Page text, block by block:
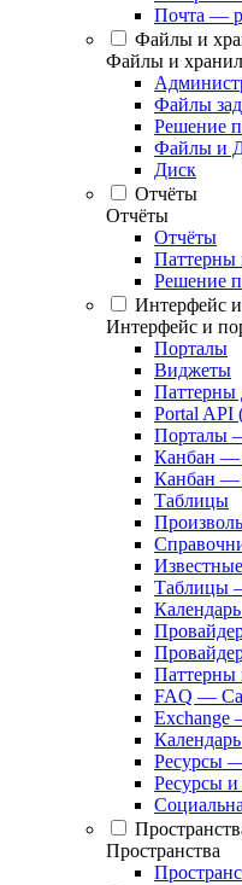
Почта —
Файлы и
Файлы и
Файлы
Решение
Файлы и
Диск
Отчёты
Отчёты
Отчёты
Решение
Интерфейс
Интерфейс и
Порталы
Виджеты
Паттерны
Portal API
Порталы
Канбан —
Канбан —
Таблицы
Таблицы
FAQ —
Exchange
Ресурсы
Ресурсы
Пространства